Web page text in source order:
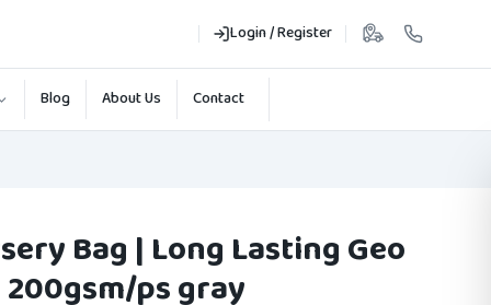
Login / Register
Blog About Us Contact
Bag | Long Lasting Geo
200gsm/ps gray